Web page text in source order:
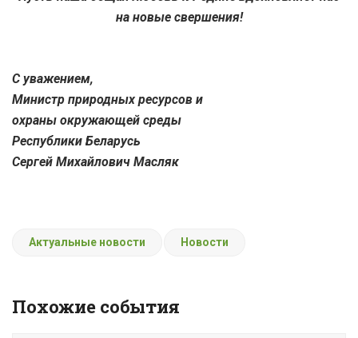
на новые свершения!
С уважением,
Министр природных ресурсов и
охраны окружающей среды
Республики Беларусь
Сергей Михайлович Масляк
Актуальные новости Новости
Похожие события